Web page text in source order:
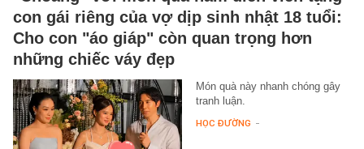
con gái riêng của vợ dịp sinh nhật 18 tuổi:
Cho con "áo giáp" còn quan trọng hơn
những chiếc váy đẹp
Món quà này nhanh chóng gây
tranh luận.
HỌC ĐƯỜNG -